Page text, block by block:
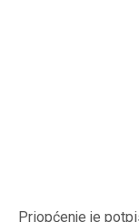
Priopćenje je